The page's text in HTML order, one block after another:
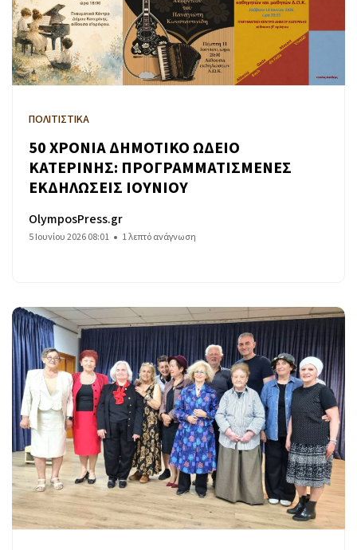
ΠΟΛΙΤΙΣΤΙΚΑ
50 ΧΡΟΝΙΑ ΔΗΜΟΤΙΚΟ ΩΔΕΙΟ
ΚΑΤΕΡΙΝΗΣ: ΠΡΟΓΡΑΜΜΑΤΙΣΜΕΝΕΣ
ΕΚΔΗΛΩΣΕΙΣ ΙΟΥΝΙΟΥ
OlymposPress.gr
5 Ιουνίου 2026 08:01 1 λεπτό ανάγνωση